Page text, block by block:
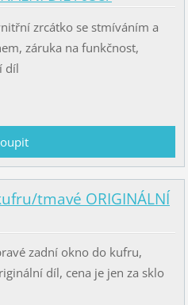
zrcátko se stmíváním a
záruka na funkčnost,
díl
tmavé ORIGINÁLNÍ
zadní okno do kufru,
díl, cena je jen za sklo